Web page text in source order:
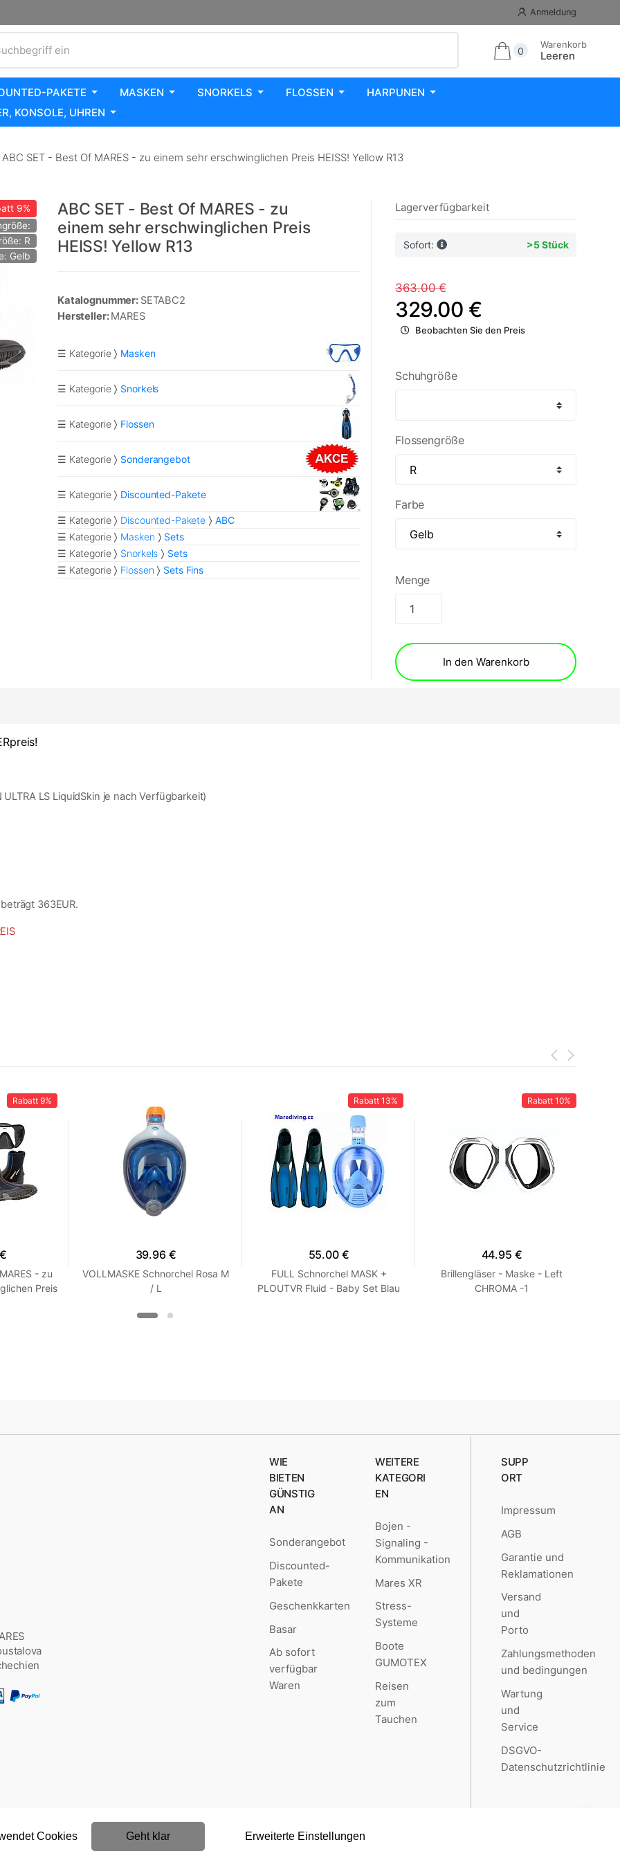
Anmeldung
ein
0
Warenkorb
Leeren
PAKETE MASKEN SNORKELS FLOSSEN
HARPUNEN
KONSOLE, UHREN
ABC SET - Best Of MARES - zu einem sehr erschwinglichen Preis HEISS! Yellow R13
9%
R
Gelb
ABC SET - Best Of MARES - zu
einem sehr erschwinglichen Preis
HEISS! Yellow R13
Katalognummer: SETABC2
Hersteller:MARES
☰ Kategorie Masken
☰ Kategorie Snorkels
☰ Kategorie Flossen
☰ Kategorie Sonderangebot
☰ Kategorie Discounted-Pakete
☰ Kategorie Discounted-Pakete
ABC
☰ Kategorie
Masken
Sets
☰ Kategorie
Snorkels
Sets
☰ Kategorie
Flossen Sets Fins
Lagerverfügbarkeit
Sofort: >5 Stück
363.00 €
329.00 €
Beobachten Sie den Preis
Schuhgröße
Flossengröße
Farbe
Menge
In den Warenkorb
ULTRA LS LiquidSkin je nach Verfügbarkeit)
363EUR.
Rabatt 9%
- zu
Preis
39.96 €
VOLLMASKE Schnorchel Rosa M
/ L
Rabatt 13%
55.00 €
FULL Schnorchel MASK +
PLOUTVR Fluid - Baby Set Blau
Rabatt 10%
44.95 €
Brillengläser - Maske - Left
CHROMA -1
WIE
BIETEN
GÜNSTIG
AN
Sonderangebot
Discounted-
Pakete
Geschenkkarten
Basar
Ab sofort
verfügbar
Waren
WEITERE
KATEGORI
EN
Bojen -
Signaling -
Kommunikation
Mares XR
Stress-
Systeme
Boote
GUMOTEX
Reisen
zum
Tauchen
SUPP
ORT
Impressum
AGB
Garantie und
Reklamationen
Versand
und
Porto
Zahlungsmethoden
und bedingungen
Wartung
und
Service
DSGVO-
Datenschutzrichtlinie
Cookies Geht klar Erweiterte Einstellungen